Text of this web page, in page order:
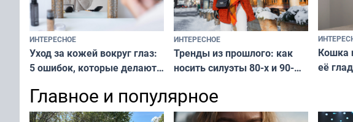
ИНТЕРЕСНОЕ
Уход за кожей вокруг глаз:
5 ошибок, которые делают
и вернуть свежий взгляд
без дорогих средств
ИНТЕРЕСНОЕ
Тренды из прошлого: как
носить силуэты 80-х и 90-
современно и стильно без
переплат
Кошка
её
Главное и популярное